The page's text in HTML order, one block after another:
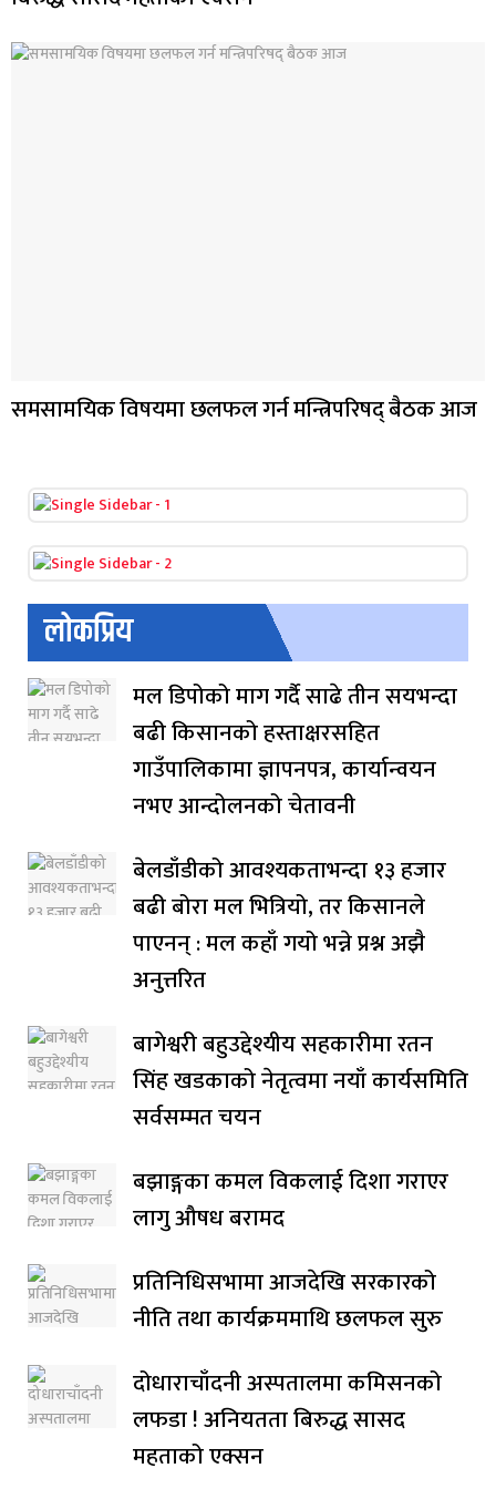
समसामयिक विषयमा छलफल गर्न मन्त्रिपरिषद् बैठक आज
लोकप्रिय
मल डिपोको माग गर्दै साढे तीन सयभन्दा
बढी किसानको हस्ताक्षरसहित
गाउँपालिकामा ज्ञापनपत्र, कार्यान्वयन
नभए आन्दोलनको चेतावनी
बेलडाँडीको आवश्यकताभन्दा १३ हजार
बढी बोरा मल भित्रियो, तर किसानले
पाएनन् : मल कहाँ गयो भन्ने प्रश्न अझै
अनुत्तरित
बागेश्वरी बहुउद्देश्यीय सहकारीमा रतन
सिंह खडकाको नेतृत्वमा नयाँ कार्यसमिति
सर्वसम्मत चयन
बझाङ्गका कमल विकलाई दिशा गराएर
लागु औषध बरामद
प्रतिनिधिसभामा आजदेखि सरकारको
नीति तथा कार्यक्रममाथि छलफल सुरु
दोधाराचाँदनी अस्पतालमा कमिसनको
लफडा ! अनियतता बिरुद्ध सासद
महताको एक्सन